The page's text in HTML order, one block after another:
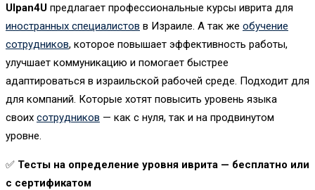
Ulpan4U предлагает профессиональные курсы иврита для
иностранных специалистов в Израиле. А так же обучение
сотрудников, которое повышает эффективность работы,
улучшает коммуникацию и помогает быстрее
адаптироваться в израильской рабочей среде. Подходит для
для компаний. Которые хотят повысить уровень языка
своих сотрудников — как с нуля, так и на продвинутом
уровне.
✅ Тесты на определение уровня иврита — бесплатно или
с сертификатом